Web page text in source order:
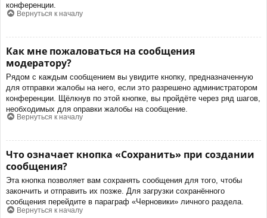
конференции.
Вернуться к началу
Как мне пожаловаться на сообщения
модератору?
Рядом с каждым сообщением вы увидите кнопку, предназначенную
для отправки жалобы на него, если это разрешено администратором
конференции. Щёлкнув по этой кнопке, вы пройдёте через ряд шагов,
необходимых для оправки жалобы на сообщение.
Вернуться к началу
Что означает кнопка «Сохранить» при создании
сообщения?
Эта кнопка позволяет вам сохранять сообщения для того, чтобы
закончить и отправить их позже. Для загрузки сохранённого
сообщения перейдите в параграф «Черновики» личного раздела.
Вернуться к началу